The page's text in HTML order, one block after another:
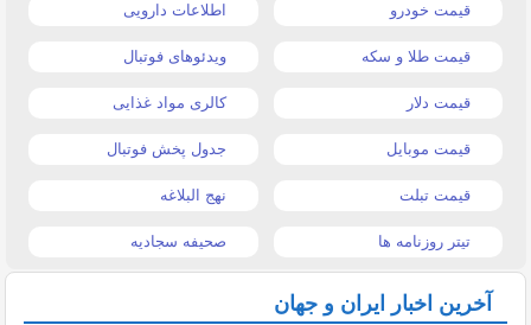
قیمت خودرو اطلاعات دارویی
قیمت طلا و سکه ویدئوهای فوتبال
قیمت دلار کالری مواد غذایی
قیمت موبایل جدول پخش فوتبال
قیمت تبلت نهج البلاغه
تیتر روزنامه ها صحیفه سجادیه
آخرین اخبار ایران و جهان